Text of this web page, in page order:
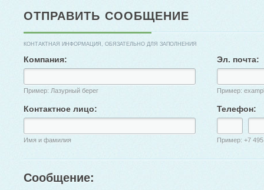
ОТПРАВИТЬ СООБЩЕНИЕ
КОНТАКТНАЯ ИНФОРМАЦИЯ, ОБЯЗАТЕЛЬНО ДЛЯ ЗАПОЛНЕНИЯ
Компания:
Пример: Лазурный берег
Контактное лицо:
Имя и фамилия
Эл. почта:
Пример:
Телефон:
Пример: +7
Сообщение: